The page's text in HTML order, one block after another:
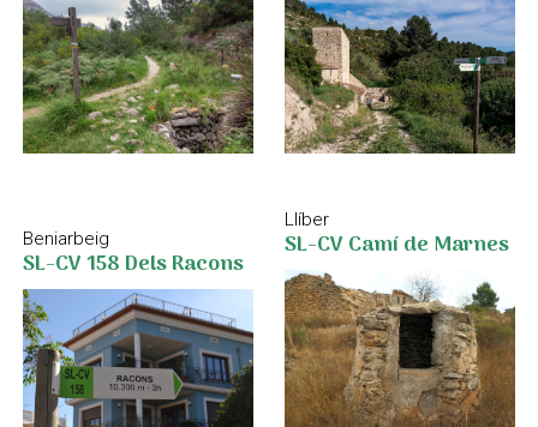
Beniarbeig
SL-CV 158 Dels Racons
Llíber
SL-CV Camí de Marnes